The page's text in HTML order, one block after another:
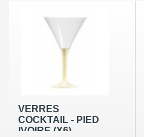
VERRES
COCKTAIL - PIED
IVOIRE (X6)